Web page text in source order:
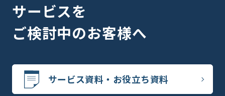
サービスを
ご検討中のお客様へ
サービス資料・お役立ち資料